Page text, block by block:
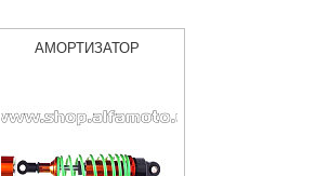
АМОРТИЗАТОР